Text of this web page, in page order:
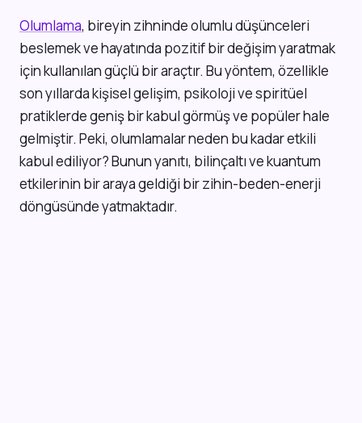
Olumlama, bireyin zihninde olumlu düşünceleri
beslemek ve hayatında pozitif bir değişim yaratmak
için kullanılan güçlü bir araçtır. Bu yöntem, özellikle
son yıllarda kişisel gelişim, psikoloji ve spiritüel
pratiklerde geniş bir kabul görmüş ve popüler hale
gelmiştir. Peki, olumlamalar neden bu kadar etkili
kabul ediliyor? Bunun yanıtı, bilinçaltı ve kuantum
etkilerinin bir araya geldiği bir zihin-beden-enerji
döngüsünde yatmaktadır.